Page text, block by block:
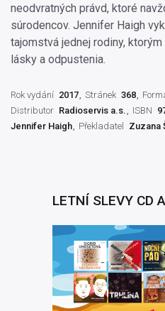
neodvratných právd, ktoré
súrodencov. Jennifer Haigh
tajomstvá jednej rodiny,
lásky a odpustenia.
Rok vydání 2017 Stránek 368
Distributor Radioservis a.s. ISBN
Jennifer Haigh
Překladatel Zuzana
LETNÍ SLEVY CD